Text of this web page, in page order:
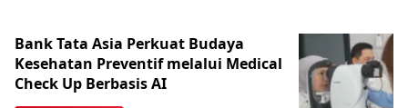
Bank Tata Asia Perkuat Budaya
Kesehatan Preventif melalui Medical
Check Up Berbasis AI